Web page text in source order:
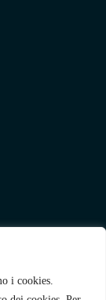
i cookies.